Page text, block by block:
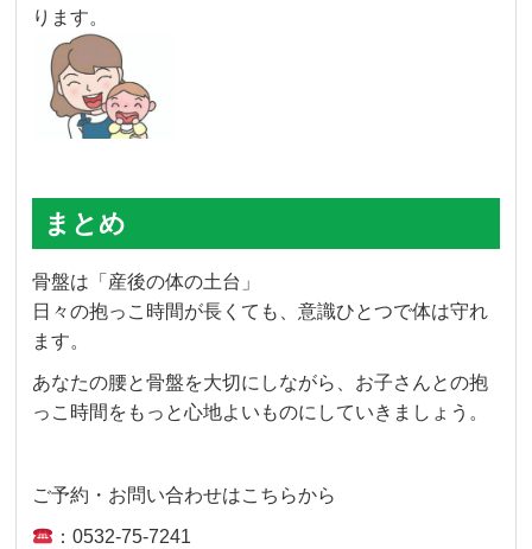
ります。
まとめ
骨盤は「産後の体の土台」
日々の抱っこ時間が長くても、意識ひとつで体は守れ
ます。
あなたの腰と骨盤を大切にしながら、お子さんとの抱
っこ時間をもっと心地よいものにしていきましょう。
ご予約・お問い合わせはこちらから
：0532-75-7241